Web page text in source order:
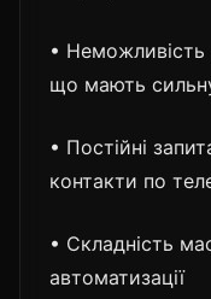
• Неможливість
що мають
• Постійні
контакти по
• Складність
автоматизації